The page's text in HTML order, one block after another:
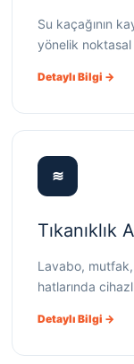
Su kaçağının
yönelik
Detaylı Bilgi →
≋
Tıkanıklık
Lavabo,
hatlarında
Detaylı Bilgi →